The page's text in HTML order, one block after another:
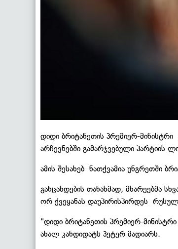
დიდი ბრიტანეთის პრემიერ-
არჩევნებში გამარჯვებული პარტიის
ამის შესახებ ნათქვამია უნგრეთში
განცახდების თანახმად, მხარეებმა
ორ ქვეყანას დაუპირისპირდეს რუსულ
"დიდი ბრიტანეთის პრემიერ-
ახალ კანდიდატს პეტერ მადიარს.